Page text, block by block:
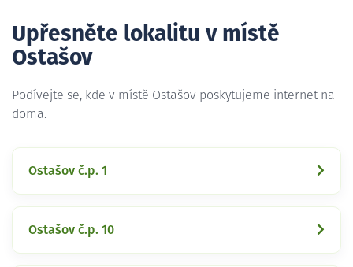
Upřesněte lokalitu v místě
Ostašov
Podívejte se, kde v místě Ostašov poskytujeme internet na
doma.
Ostašov č.p. 1
Ostašov č.p. 10